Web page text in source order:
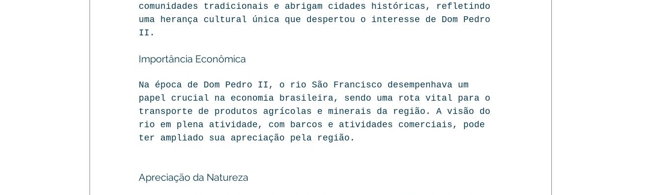
comunidades tradicionais e abrigam cidades históricas, refletindo
uma herança cultural única que despertou o interesse de Dom Pedro
II.
Importância Econômica
Na época de Dom Pedro II, o rio São Francisco desempenhava um
papel crucial na economia brasileira, sendo uma rota vital para o
transporte de produtos agrícolas e minerais da região. A visão do
rio em plena atividade, com barcos e atividades comerciais, pode
ter ampliado sua apreciação pela região.
Apreciação da Natureza